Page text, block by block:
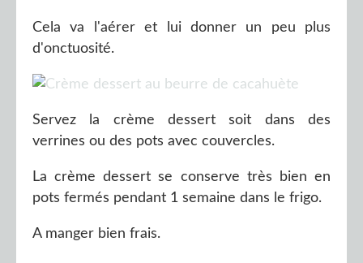
Cela va l'aérer et lui donner un peu plus
d'onctuosité.
Servez la crème dessert soit dans des
verrines ou des pots avec couvercles.
La crème dessert se conserve très bien en
pots fermés pendant 1 semaine dans le frigo.
A manger bien frais.